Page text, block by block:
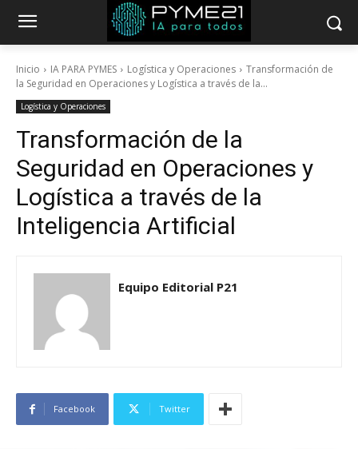
Inicio IA PARA PYMES Logística y Operaciones
Transformación de
la Seguridad en Operaciones y Logística a través de la...
Logística y Operaciones
Transformación de la
Seguridad en Operaciones y
Logística a través de la
Inteligencia Artificial
Equipo Editorial P21
Facebook Twitter